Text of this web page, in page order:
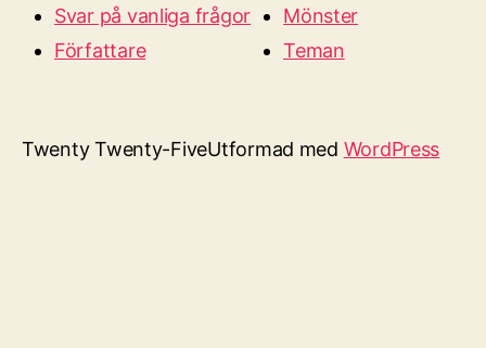
Svar på vanliga frågor
Författare
Mönster
Teman
Twenty Twenty-FiveUtformad med WordPress